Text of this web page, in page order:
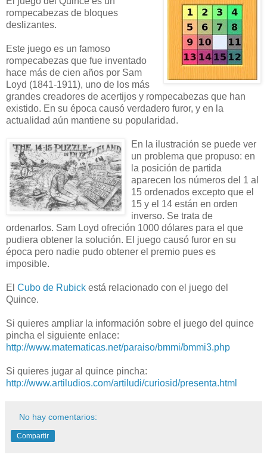
rompecabezas de bloques
deslizantes.
Este juego es un famoso
rompecabezas que fue inventado
hace más de cien años por Sam
Loyd (1841-1911), uno de los más
grandes creadores de acertijos y rompecabezas que han
existido. En su época causó verdadero furor, y en la
actualidad aún mantiene su popularidad.
En la ilustración se puede ver
un problema que propuso: en
la posición de partida
aparecen los números del 1 al
15 ordenados excepto que el
15 y el 14 están en orden
inverso. Se trata de
ordenarlos. Sam Loyd ofreción 1000 dólares para el que
pudiera obtener la solución. El juego causó furor en su
época pero nadie pudo obtener el premio pues es
imposible.
El Cubo de Rubick está relacionado con el juego del
Quince.
Si quieres ampliar la información sobre el juego del quince
pincha el siguiente enlace:
http://www.matematicas.net/paraiso/bmmi/bmmi3.php
Si quieres jugar al quince pincha:
http://www.artiludios.com/artiludi/curiosid/presenta.html
No hay comentarios:
Compartir